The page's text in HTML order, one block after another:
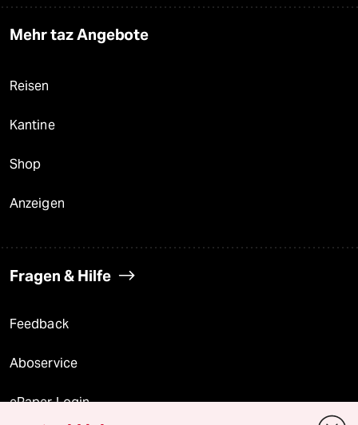
Mehr taz Angebote
Reisen
Kantine
Shop
Anzeigen
Fragen & Hilfe
Feedback
Aboservice
ePaper Login